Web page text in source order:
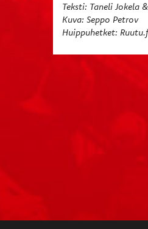
Teksti: Taneli Jokela
Kuva: Seppo Petrov
Huippuhetket: